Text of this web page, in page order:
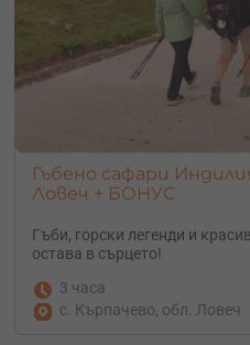
Гъбено сафари
Ловеч + БОНУС
Гъби, горски легенди и
остава в сърцето!
3 часа
с. Кърпачево, обл. Ловеч